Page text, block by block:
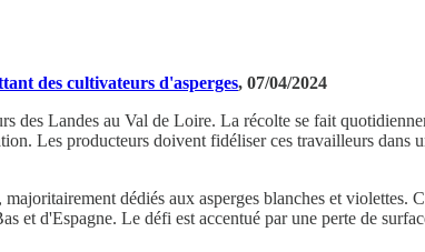
des cultivateurs d'asperges, 07/04/2024
des Landes au Val de Loire. La récolte se fait
Les producteurs doivent fidéliser ces travailleurs
dédiés aux asperges blanches et
et d'Espagne. Le défi est accentué par une perte de